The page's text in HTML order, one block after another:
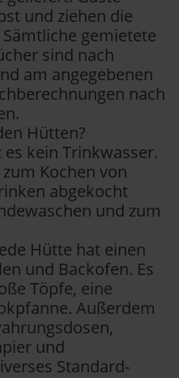
und ziehen die
gemietete
sind nach
am angegebenen
nach
Hütten?
kein Trinkwasser.
Kochen von
abgekocht
und zum
Hütte hat einen
und Backofen. Es
Töpfe, eine
Außerdem
und
Standard-